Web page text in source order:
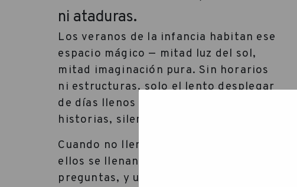
ni ataduras.
Los veranos de la infancia habitan ese
espacio mágico — mitad luz del sol,
mitad imaginación pura. Sin horarios
ni estructuras, solo el lento desplegar
de días llenos de agua, tierra,
historias, silencio y sorpresas.
Cuando no llenamos cada momento,
ellos se llenan solos — con ideas,
preguntas, y un juego abierto que se